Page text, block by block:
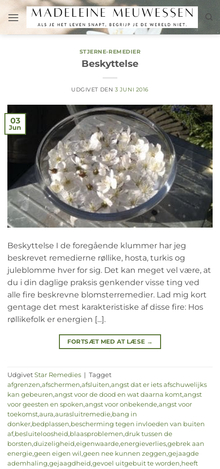
Fortsæt
indhold
STJERNE-REMEDIER
Beskyttelse
UDGIVET DEN 3 JUNI 2016
03
Jun
Beskyttelse I de foregående klummer har jeg
beskrevet remedierne røllike, hosta, turkis og
juleblomme hver for sig. Det kan meget vel være, at
du i din daglige praksis genkender visse ting ved
alle fire beskrevne blomsterremedier. Lad mig kort
gentage det mest karakteristiske af disse fire: Hos
røllikefolk er energien [...].
FORTSÆT MED AT LÆSE →
Udgivet Star Remedies | Tagget
afgrenzen,afschermen,afsluiten,angst dat er iets afschuwelijks
kan gebeuren,angst voor de dood en wat daarna komt,angst
voor geesten en spoken,angst voor onbekende,angst voor
toekomst,aura,aurasluitremedie,bang in
donker,bedplassen,bescherming tegen invloeden van buiten
af,besluiteloosheid,blaasproblemen,druk tussen de
borsten,duizeligheid,eigenwaarde,energieverlies,gebrek aan
energie,geen eigen wil,geen nee kunnen zeggen,gejaagde
ademhaling,gejaagdheid,gevoel uitgebuit te worden,heeft